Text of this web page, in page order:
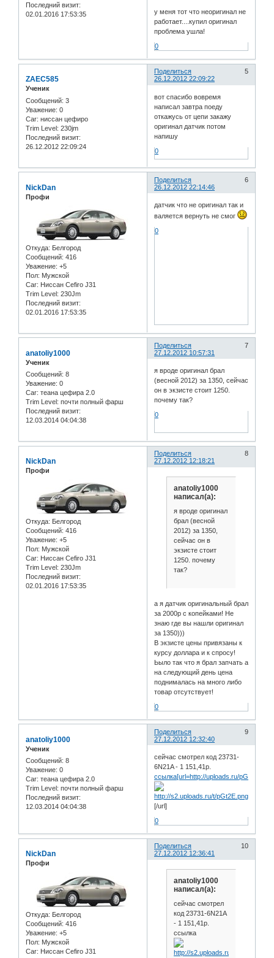
Последний визит:
02.01.2016 17:53:35
у меня тот что неоригинал не
работает....купил оригинал
проблема ушла!
0
Поделиться
5
26.12.2012 22:09:22
ZAEC585
Ученик
Сообщений: 3
Уважение: 0
Car: ниссан цефиро
Trim Level: 230jm
Последний визит:
26.12.2012 22:09:24
вот спасибо вовремя
написал завтра поеду
откажусь от цепи закажу
оригинал датчик потом
напишу
0
Поделиться
6
26.12.2012 22:14:46
NickDan
Профи
Откуда: Белгород
Сообщений: 416
Уважение: +5
Пол: Мужской
Car: Ниссан Cefiro J31
Trim Level: 230Jm
Последний визит:
02.01.2016 17:53:35
датчик что не оригинал так и
валяется вернуть не смог
0
Поделиться
7
27.12.2012 10:57:31
anatoliy1000
Ученик
Сообщений: 8
Уважение: 0
Car: теана цефира 2.0
Trim Level: почти полный фарш
Последний визит:
12.03.2014 04:04:38
я вроде оригинал брал
(весной 2012) за 1350, сейчас
он в экзисте стоит 1250.
почему так?
0
Поделиться
8
27.12.2012 12:18:21
NickDan
Профи
Откуда: Белгород
Сообщений: 416
Уважение: +5
Пол: Мужской
Car: Ниссан Cefiro J31
Trim Level: 230Jm
Последний визит:
02.01.2016 17:53:35
anatoliy1000
написал(а):
я вроде оригинал
брал (весной
2012) за 1350,
сейчас он в
экзисте стоит
1250. почему
так?
а я датчик оригинальный брал
за 2000р с копейками! Не
знаю где вы нашли оригинал
за 1350)))
В экзисте цены привязаны к
курсу доллара и к спросу!
Ьыло так что я брал запчать а
на следующий день цена
поднималась на много либо
товар отсутствует!
0
Поделиться
9
27.12.2012 12:32:40
anatoliy1000
Ученик
Сообщений: 8
Уважение: 0
Car: теана цефира 2.0
Trim Level: почти полный фарш
Последний визит:
12.03.2014 04:04:38
сейчас смотрел код 23731-
6N21A - 1 151,41р.
ссылка[url=http://uploads.ru/pGt2E.png]
[/url]
0
Поделиться
10
27.12.2012 12:36:41
NickDan
Профи
Откуда: Белгород
Сообщений: 416
Уважение: +5
Пол: Мужской
Car: Ниссан Cefiro J31
anatoliy1000
написал(а):
сейчас смотрел
код 23731-6N21A
- 1 151,41р.
ссылка